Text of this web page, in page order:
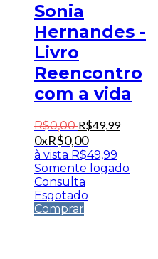
Sonia
Hernandes -
Livro
Reencontro
com a vida
R$0,00 R$49,99
0xR$0,00
à vista R$49,99
Somente logado
Consulta
Esgotado
Comprar